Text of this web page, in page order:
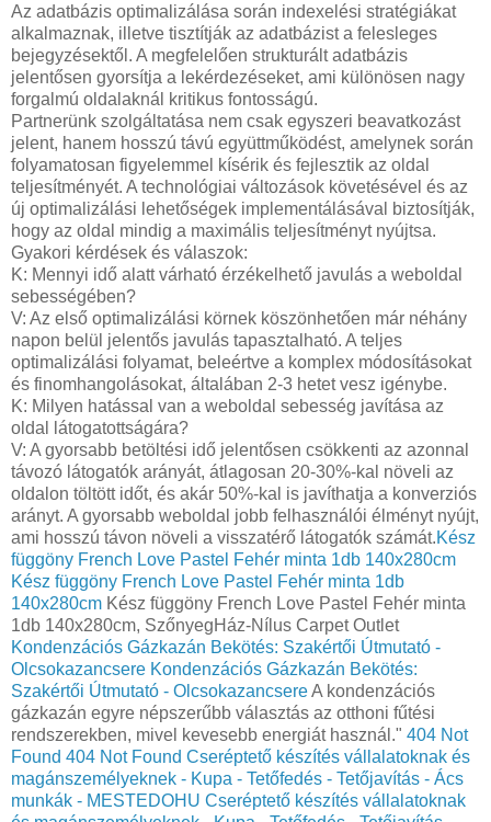
Az adatbázis optimalizálása során indexelési stratégiákat
alkalmaznak, illetve tisztítják az adatbázist a felesleges
bejegyzésektől. A megfelelően strukturált adatbázis
jelentősen gyorsítja a lekérdezéseket, ami különösen nagy
forgalmú oldalaknál kritikus fontosságú.
Partnerünk szolgáltatása nem csak egyszeri beavatkozást
jelent, hanem hosszú távú együttműködést, amelynek során
folyamatosan figyelemmel kísérik és fejlesztik az oldal
teljesítményét. A technológiai változások követésével és az
új optimalizálási lehetőségek implementálásával biztosítják,
hogy az oldal mindig a maximális teljesítményt nyújtsa.
Gyakori kérdések és válaszok:
K: Mennyi idő alatt várható érzékelhető javulás a weboldal
sebességében?
V: Az első optimalizálási körnek köszönhetően már néhány
napon belül jelentős javulás tapasztalható. A teljes
optimalizálási folyamat, beleértve a komplex módosításokat
és finomhangolásokat, általában 2-3 hetet vesz igénybe.
K: Milyen hatással van a weboldal sebesség javítása az
oldal látogatottságára?
V: A gyorsabb betöltési idő jelentősen csökkenti az azonnal
távozó látogatók arányát, átlagosan 20-30%-kal növeli az
oldalon töltött időt, és akár 50%-kal is javíthatja a konverziós
arányt. A gyorsabb weboldal jobb felhasználói élményt nyújt,
ami hosszú távon növeli a visszatérő látogatók számát.Kész
függöny French Love Pastel Fehér minta 1db 140x280cm
Kész függöny French Love Pastel Fehér minta 1db
140x280cm Kész függöny French Love Pastel Fehér minta
1db 140x280cm, SzőnyegHáz-Nílus Carpet Outlet
Kondenzációs Gázkazán Bekötés: Szakértői Útmutató -
Olcsokazancsere Kondenzációs Gázkazán Bekötés:
Szakértői Útmutató - OlcsokazancsereA kondenzációs
gázkazán egyre népszerűbb választás az otthoni fűtési
rendszerekben, mivel kevesebb energiát használ." 404 Not
Found 404 Not Found Cseréptető készítés vállalatoknak és
magánszemélyeknek - Kupa - Tetőfedés - Tetőjavítás - Ács
munkák - MESTEDOHU Cseréptető készítés vállalatoknak